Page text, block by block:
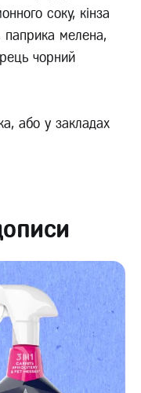
соку, кінза
паприка мелена,
чорний
або у закладах